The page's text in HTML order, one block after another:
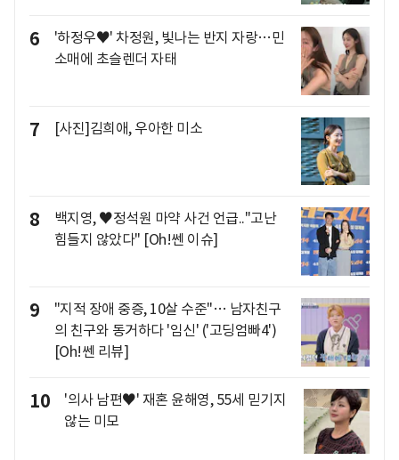
6
'하정우♥' 차정원, 빛나는 반지 자랑…민
소매에 초슬렌더 자태
7 [사진]김희애, 우아한 미소
8
백지영, ♥정석원 마약 사건 언급.."고난
힘들지 않았다" [Oh!쎈 이슈]
9
"지적 장애 중증, 10살 수준"… 남자친구
의 친구와 동거하다 '임신' ('고딩엄빠4')
[Oh!쎈 리뷰]
10
'의사 남편♥' 재혼 윤해영, 55세 믿기지
않는 미모